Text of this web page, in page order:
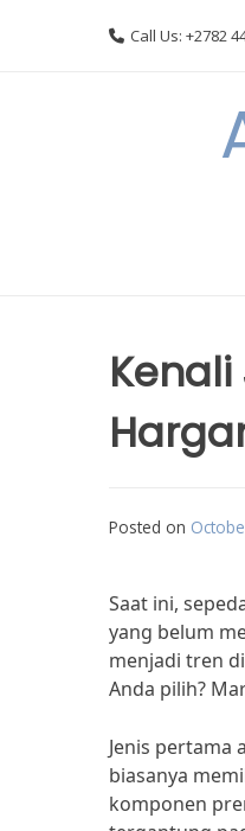
Call Us: +2782
Posted on
Saat ini,
yang belum
menjadi tren
Anda pilih?
Jenis pertama
biasanya
komponen